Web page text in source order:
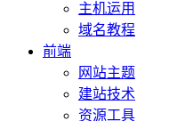
主机运用
域名教程
前端
网站主题
建站技术
资源工具